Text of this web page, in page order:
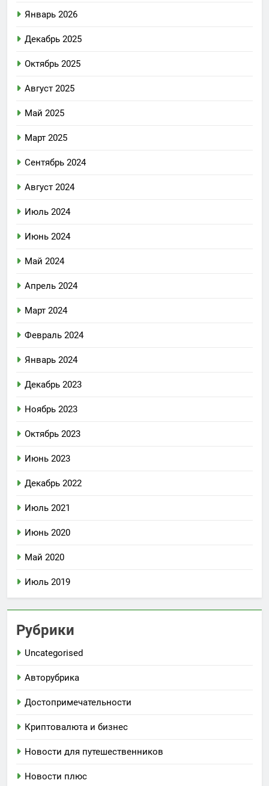
Январь 2026
Декабрь 2025
Октябрь 2025
Август 2025
Май 2025
Март 2025
Сентябрь 2024
Август 2024
Июль 2024
Июнь 2024
Май 2024
Апрель 2024
Март 2024
Февраль 2024
Январь 2024
Декабрь 2023
Ноябрь 2023
Октябрь 2023
Июнь 2023
Декабрь 2022
Июль 2021
Июнь 2020
Май 2020
Июль 2019
Рубрики
Uncategorised
Авторубрика
Достопримечательности
Криптовалюта и бизнес
Новости для путешественников
Новости плюс